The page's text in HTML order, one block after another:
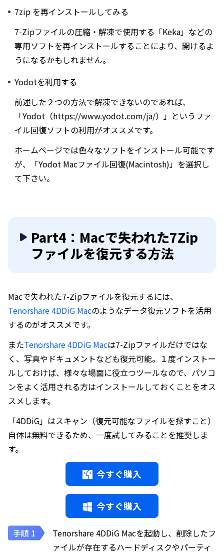
7zip を再インストールしてみる
7-Zipファイルの圧縮・解凍で使用する「Keka」などの
専用ソフトを再インストールすることにより、開けるよ
うになるかもしれません。
Yodotを利用する
前述した２つの方法で解凍できないのであれば、
「Yodot（https://www.yodot.com/ja/）」というファ
イル回復ソフトの利用がオススメです。
ホームページでは色々なソフトをインストール可能です
が、「Yodot Macファイル回復(Macintosh)」を選択し
て下さい。
Part4：Macで失われた7Zip
ファイルを復元する方法
Macで失われた7-Zipファイルを復元するには、
Tenorshare 4DDiG Macのようなデータ復元ソフトを活用
するのがオススメです。
またTenorshare 4DDiG Macは7-Zipファイルだけではな
く、写真やドキュメントなども復元可能。１度インストー
ルしておけば、様々な場面に役立つツールなので、パソコ
ンをよく活用される方はインストールしておくことをオス
スメします。
「4DDiG」はスキャン（復元可能なファイルを探すこと）
自体は無料できるため、一度試してみることを推奨しま
す。
今すぐ購入
今すぐ購入
Tenorshare 4DDiG Macを起動し、削除したフ
ァイルが存在するハードディスクやパーティ